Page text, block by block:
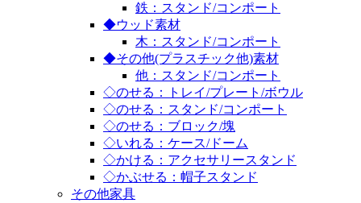
鉄：スタンド/コンポート
◆ウッド素材
木：スタンド/コンポート
◆その他(プラスチック他)素材
他：スタンド/コンポート
◇のせる：トレイ/プレート/ボウル
◇のせる：スタンド/コンポート
◇のせる：ブロック/塊
◇いれる：ケース/ドーム
◇かける：アクセサリースタンド
◇かぶせる：帽子スタンド
その他家具